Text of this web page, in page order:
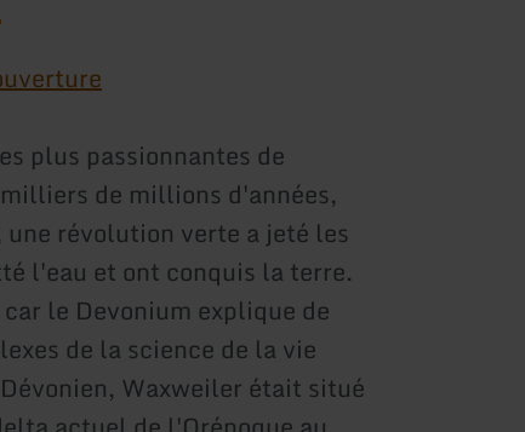
plus passionnantes de
de millions d'années,
révolution verte a jeté les
l'eau et ont conquis la terre.
le Devonium explique de
de la science de la vie
Waxweiler était situé